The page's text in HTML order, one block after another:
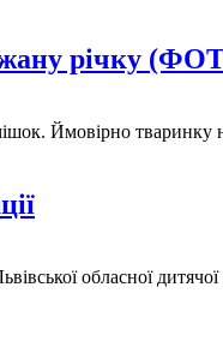
річку
Ймовірно
обласної